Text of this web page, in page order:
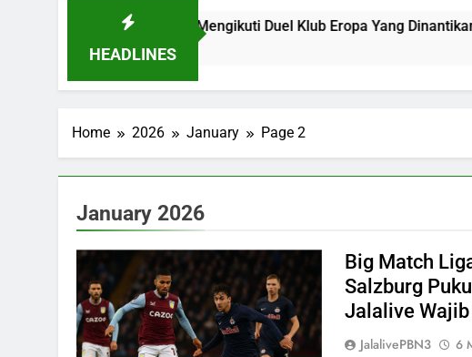
HEADLINES
Mengikuti Duel Klub Eropa Yang Dinantikan Nikmati
Home 2026 January Page 2
January 2026
Big Match
Salzburg
Jalalive
JalalivePBN3 6